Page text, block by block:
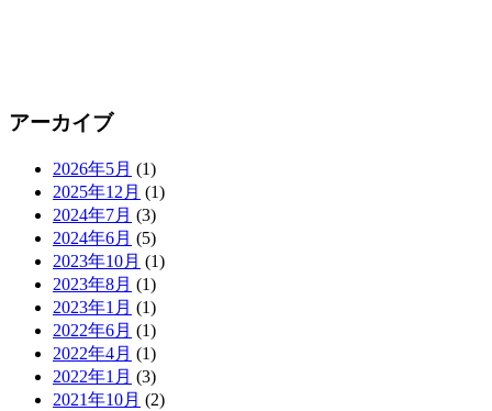
アーカイブ
2026年5月 (1)
2025年12月 (1)
2024年7月 (3)
2024年6月 (5)
2023年10月 (1)
2023年8月 (1)
2023年1月 (1)
2022年6月 (1)
2022年4月 (1)
2022年1月 (3)
2021年10月 (2)